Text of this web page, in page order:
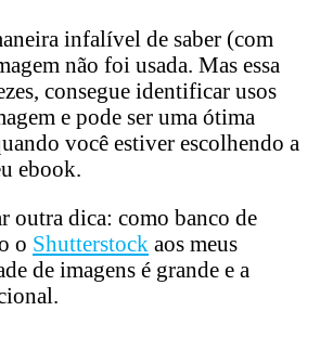
infalível de saber (com
não foi usada. Mas essa
consegue identificar usos
e pode ser uma ótima
você estiver escolhendo a
ebook.
outra dica: como banco de
o Shutterstock aos meus
de imagens é grande e a